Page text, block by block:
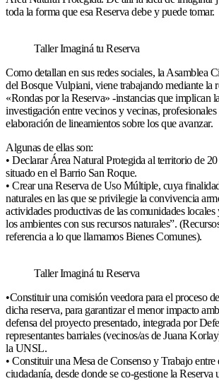
toda la forma que esa Reserva debe y puede tomar.
Taller Imaginá tu Reserva
Como detallan en sus redes sociales, la Asamblea
del Bosque Vulpiani, viene trabajando mediante la
«Rondas por la Reserva» -instancias que implican
investigación entre vecinos y vecinas,
elaboración de lineamientos sobre los que avanzar.
Algunas de ellas son:
• Declarar Área Natural Protegida al territorio de 20
situado en el Barrio San Roque.
• Crear una Reserva de Uso Múltiple, cuya
naturales en las que se privilegie la convivencia
actividades productivas de las comunidades
los ambientes con sus recursos naturales”.
referencia a lo que llamamos Bienes Comunes).
Taller Imaginá tu Reserva
•Constituir una comisión veedora para el proceso
dicha reserva, para garantizar el menor impacto
defensa del proyecto presentado, integrada por
representantes barriales (vecinos/as de Juana
la UNSL.
• Constituir una Mesa de Consenso y Trabajo
ciudadanía, desde donde se co-gestione la Reserva